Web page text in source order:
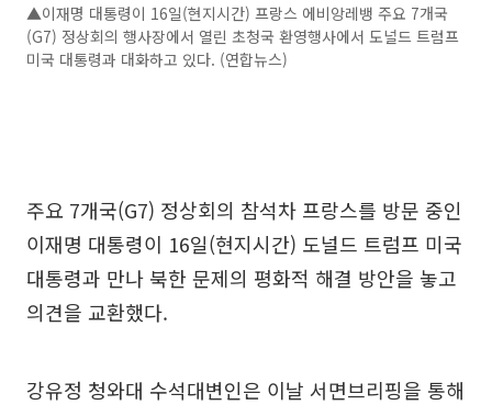
▲이재명 대통령이 16일(현지시간) 프랑스 에비앙레뱅 주요 7개국
(G7) 정상회의 행사장에서 열린 초청국 환영행사에서 도널드 트럼프
미국 대통령과 대화하고 있다. (연합뉴스)
주요 7개국(G7) 정상회의 참석차 프랑스를 방문 중인
이재명 대통령이 16일(현지시간) 도널드 트럼프 미국
대통령과 만나 북한 문제의 평화적 해결 방안을 놓고
의견을 교환했다.
강유정 청와대 수석대변인은 이날 서면브리핑을 통해